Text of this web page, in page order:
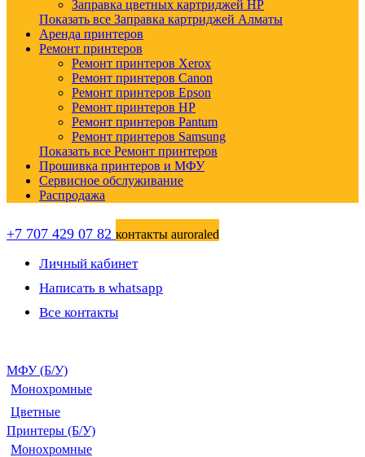
Заправка цветных картриджей HP
Показать все Заправка картриджей Алматы
Аренда принтеров
Ремонт принтеров
Ремонт принтеров Xerox
Ремонт принтеров Canon
Ремонт принтеров Epson
Ремонт принтеров HP
Ремонт принтеров Pantum
Ремонт принтеров Samsung
Показать все Ремонт принтеров
Прошивка принтеров и МФУ
Сервисное обслуживание
Распродажа
+7 707 429 07 82 контакты auroraled
Личный кабинет
Написать в whatsapp
Все контакты
МФУ (Б/У)
Монохромные
Цветные
Принтеры (Б/У)
Монохромные